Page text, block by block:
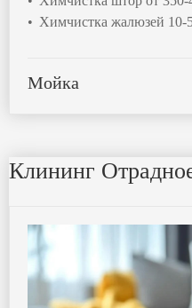
Химчистка жалюзей 10-
Мойка
Клининг